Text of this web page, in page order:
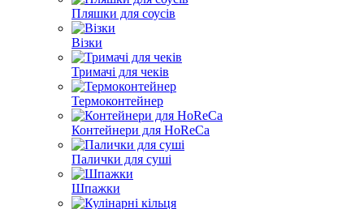
Пляшки для соусів
Візки
Тримачі для чеків
Термоконтейнер
Контейнери для HoReCa
Палички для суші
Шпажки